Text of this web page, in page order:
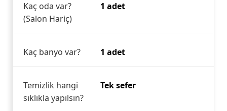
Kaç oda var?
(Salon Hariç)
1 adet
Kaç banyo var? 1 adet
Temizlik hangi
sıklıkla yapılsın?
Tek sefer